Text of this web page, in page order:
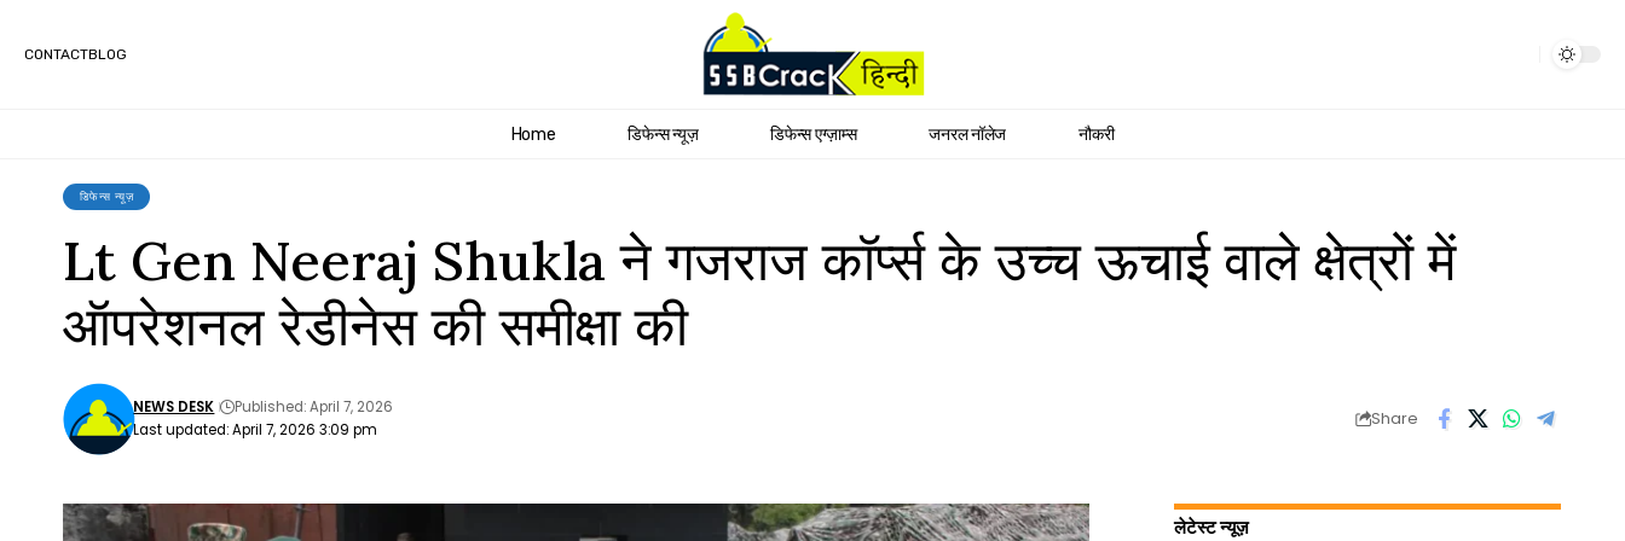
CONTACTBLOG
Home डिफेन्स न्यूज़ डिफेन्स एग्ज़ाम्स जनरल नॉलेज नौकरी
डिफेन्स न्यूज़
Lt Gen Neeraj Shukla ने गजराज कॉर्प्स के उच्च ऊचाई वाले क्षेत्रों में
ऑपरेशनल रेडीनेस की समीक्षा की
Last updated: April 7, 2026 3:09 pm
NEWS DESK Published: April 7, 2026
Share
लेटेस्ट न्यूज़